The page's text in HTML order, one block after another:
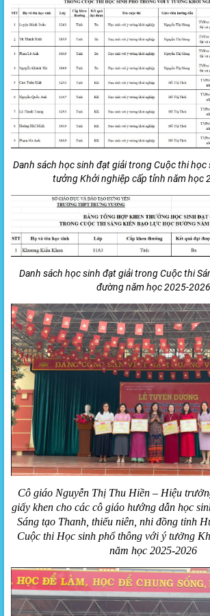
Danh sách học sinh đạt giải trong Cuộc thi
tưởng Khởi nghiệp cấp tỉnh năm học
Danh sách học sinh đạt giải trong Cuộc thi
đường năm học 2025-2026
Cô giáo Nguyễn Thị Thu Hiền – Hiệu
giấy khen cho các cô giáo hướng dẫn học
Sáng tạo Thanh, thiếu niên, nhi đồng tỉnh
Cuộc thi Học sinh phổ thông với ý tưởng
năm học 2025-2026